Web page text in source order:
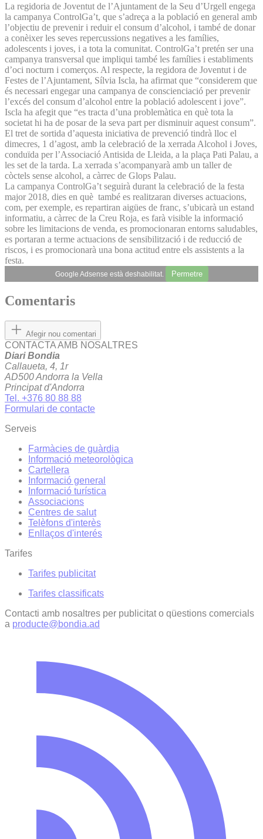
La regidoria de Joventut de l’Ajuntament de la Seu d’Urgell engega
la campanya ControlGa’t, que s’adreça a la població en general amb
l’objectiu de prevenir i reduir el consum d’alcohol, i també de donar
a conèixer les seves repercussions negatives a les famílies,
adolescents i joves, i a tota la comunitat. ControlGa’t pretén ser una
campanya transversal que impliqui també les famílies i establiments
d’oci nocturn i comerços. Al respecte, la regidora de Joventut i de
Festes de l’Ajuntament, Sílvia Iscla, ha afirmat que “considerem que
és necessari engegar una campanya de conscienciació per prevenir
l’excés del consum d’alcohol entre la població adolescent i jove”.
Iscla ha afegit que “es tracta d’una problemàtica en què tota la
societat hi ha de posar de la seva part per disminuir aquest consum”.
El tret de sortida d’aquesta iniciativa de prevenció tindrà lloc el
dimecres, 1 d’agost, amb la celebració de la xerrada Alcohol i Joves,
conduïda per l’Associació Antisida de Lleida, a la plaça Pati Palau, a
les set de la tarda. La xerrada s’acompanyarà amb un taller de
còctels sense alcohol, a càrrec de Glops Palau.
La campanya ControlGa’t seguirà durant la celebració de la festa
major 2018, dies en què també es realitzaran diverses actuacions,
com, per exemple, es repartiran aigües de franc, s’ubicarà un estand
informatiu, a càrrec de la Creu Roja, es farà visible la informació
sobre les limitacions de venda, es promocionaran entorns saludables,
es portaran a terme actuacions de sensibilització i de reducció de
riscos, i es promocionarà una bona actitud entre els assistents a la
festa.
Google Adsense està deshabilitat. Permetre
Comentaris
Afegir nou comentari
CONTACTA AMB NOSALTRES
Diari Bondia
Callaueta, 4, 1r
AD500 Andorra la Vella
Principat d'Andorra
Tel. +376 80 88 88
Formulari de contacte
Serveis
Farmàcies de guàrdia
Informació meteorològica
Cartellera
Informació general
Informació turística
Associacions
Centres de salut
Telèfons d'interès
Enllaços d'interés
Tarifes
Tarifes publicitat
Tarifes classificats
Contacti amb nosaltres per publicitat o qüestions comercials
a producte@bondia.ad